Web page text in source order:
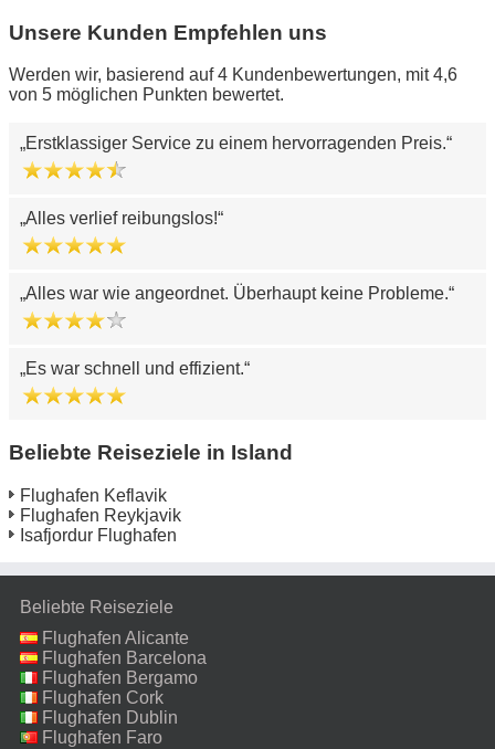
Unsere Kunden Empfehlen uns
Werden wir, basierend auf 4 Kundenbewertungen, mit 4,6
von 5 möglichen Punkten bewertet.
Erstklassiger Service zu einem hervorragenden Preis.
Alles verlief reibungslos!
Alles war wie angeordnet. Überhaupt keine Probleme.
Es war schnell und effizient.
Beliebte Reiseziele in Island
Flughafen Keflavik
Flughafen Reykjavik
Isafjordur Flughafen
Beliebte Reiseziele
Flughafen Alicante
Flughafen Barcelona
Flughafen Bergamo
Flughafen Cork
Flughafen Dublin
Flughafen Faro